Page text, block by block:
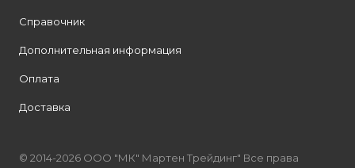
Справочник
Дополнительная информация
Оплата
Доставка
© 2014-2026 ООО "МК" Мартен Трейдинг" Все права